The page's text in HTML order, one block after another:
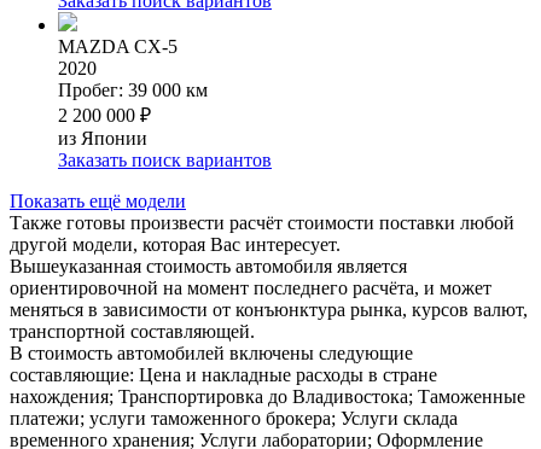
MAZDA CX-5
2020
Пробег: 39 000 км
2 200 000 ₽
из Японии
Заказать поиск вариантов
Показать ещё модели
Также готовы произвести расчёт стоимости поставки любой
другой модели, которая Вас интересует.
Вышеуказанная стоимость автомобиля является
ориентировочной на момент последнего расчёта, и может
меняться в зависимости от конъюнктура рынка, курсов валют,
транспортной составляющей.
В стоимость автомобилей включены следующие
составляющие: Цена и накладные расходы в стране
нахождения; Транспортировка до Владивостока; Таможенные
платежи; услуги таможенного брокера; Услуги склада
временного хранения; Услуги лаборатории; Оформление